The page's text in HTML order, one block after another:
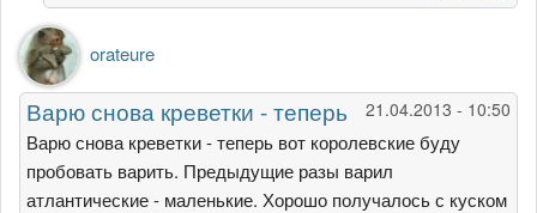
orateure
21.04.2013 - 10:50
Варю снова креветки - теперь
Варю снова креветки - теперь вот королевские буду
пробовать варить. Предыдущие разы варил
атлантические - маленькие. Хорошо получалось с куском